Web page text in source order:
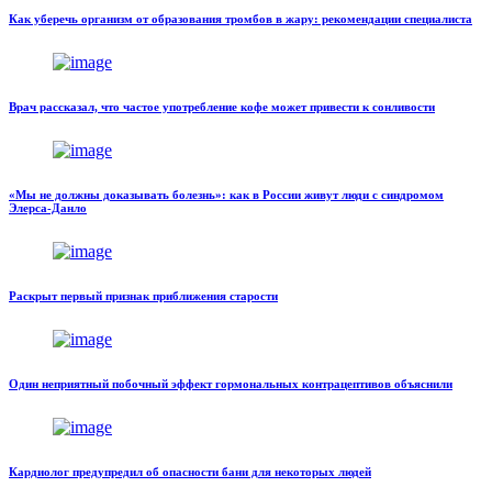
Как уберечь организм от образования тромбов в жару: рекомендации специалиста
Врач рассказал, что частое употребление кофе может привести к сонливости
«Мы не должны доказывать болезнь»: как в России живут люди с синдромом
Элерса-Данло
Раскрыт первый признак приближения старости
Один неприятный побочный эффект гормональных контрацептивов объяснили
Кардиолог предупредил об опасности бани для некоторых людей